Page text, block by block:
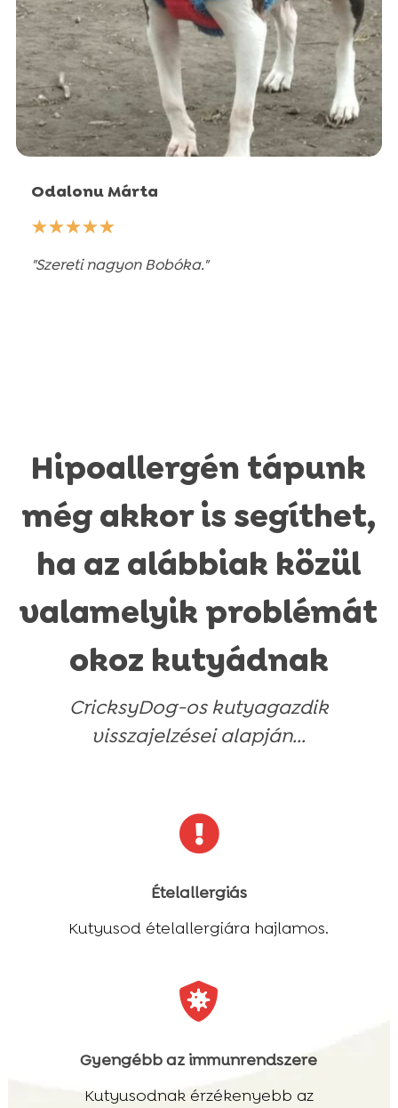
Odalonu Márta
☆☆☆☆☆
"Szereti nagyon Bobóka."
Hipoallergén tápunk
még akkor is segíthet,
ha az alábbiak közül
valamelyik problémát
okoz kutyádnak
CricksyDog-os kutyagazdik
visszajelzései alapján...

Ételallergiás
Kutyusod ételallergiára hajlamos.

Gyengébb az immunrendszere
Kutyusodnak érzékenyebb az